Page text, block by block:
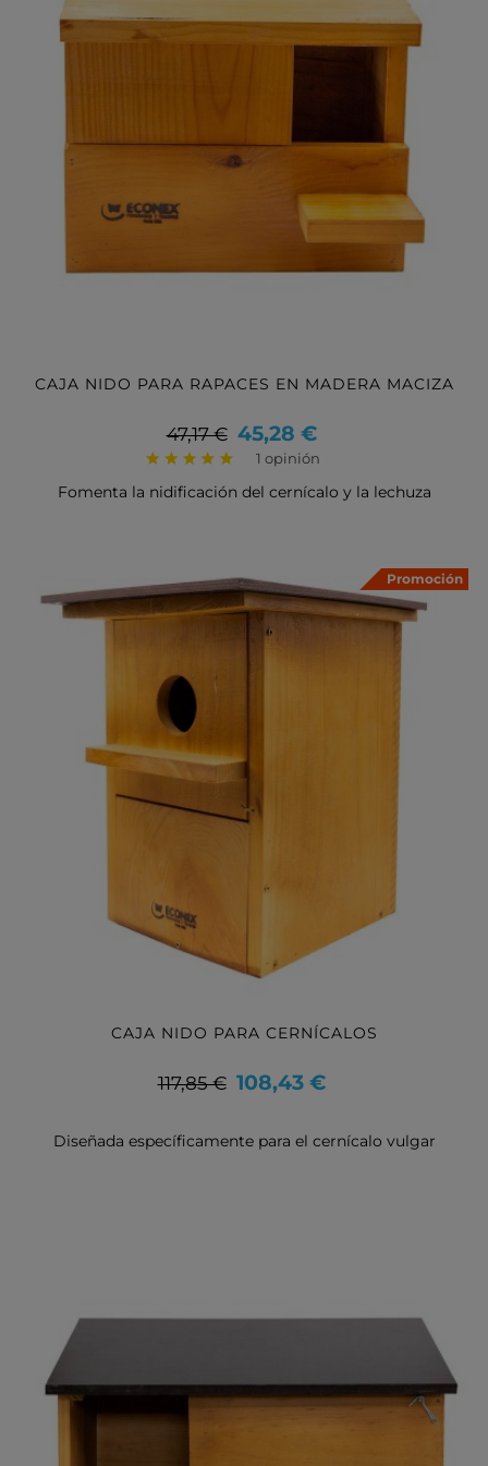
CAJA NIDO PARA RAPACES EN MADERA MACIZA
Precio
base
47,17 € Precio
45,28 €
1 opinión
Fomenta la nidificación del cernícalo y la lechuza
Promoción
CAJA NIDO PARA CERNÍCALOS
Precio
base
117,85 € Precio
108,43 €
Diseñada específicamente para el cernícalo vulgar